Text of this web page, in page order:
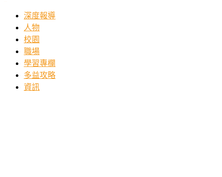
深度報導
人物
校園
職場
學習專欄
多益攻略
資訊